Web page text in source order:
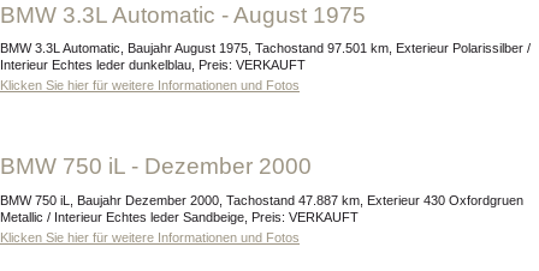
BMW 3.3L Automatic - August 1975
BMW 3.3L Automatic, Baujahr August 1975, Tachostand 97.501 km, Exterieur Polarissilber /
Interieur Echtes leder dunkelblau, Preis: VERKAUFT
Klicken Sie hier für weitere Informationen und Fotos
BMW 750 iL - Dezember 2000
BMW 750 iL, Baujahr Dezember 2000, Tachostand 47.887 km, Exterieur 430 Oxfordgruen
Metallic / Interieur Echtes leder Sandbeige, Preis: VERKAUFT
Klicken Sie hier für weitere Informationen und Fotos